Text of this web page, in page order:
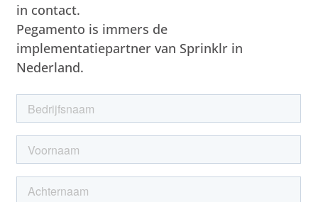
in contact.
Pegamento is immers de
implementatiepartner van Sprinklr in
Nederland.